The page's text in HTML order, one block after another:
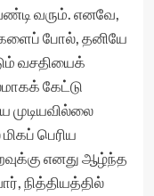
வரும். எனவே,
போல், தனியே
வசதியைக்
கேட்டு
பெரிய
எனது ஆழ்ந்த
நித்தியத்தில்